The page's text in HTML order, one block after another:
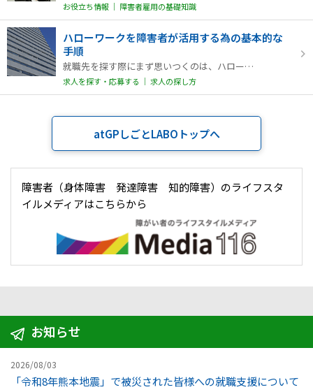
お役立ち情報 │ 障害者雇用の基礎知識
ハローワークを障害者が活用する為の基本的な
手順
就職先を探す際にまず思いつくのは、ハローワークの障害者窓口だと思います。しかし、今まで健常…
求人を探す・応募する │ 求人の探し方
atGPしごとLABOトップへ
障害者（身体障害 発達障害 知的障害）のライフスタ
イルメディアはこちらから
お知らせ
2026/08/03
「令和8年熊本地震」で被災された皆様への就職支援について